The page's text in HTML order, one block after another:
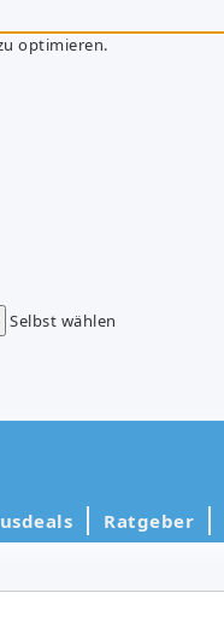
optimieren.
Selbst wählen
Ratgeber